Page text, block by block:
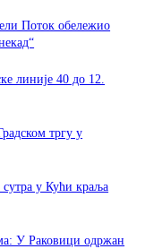
Поток обележио
линије 40 до 12.
тргу у
сутра у Кући краља
У Раковици одржан